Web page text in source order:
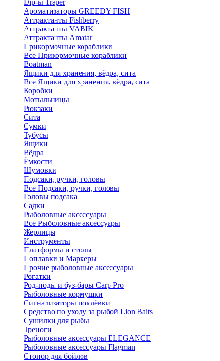
Dip-ы Traper
Ароматизаторы GREEDY FISH
Аттрактанты Fishberry
Аттрактанты VABIK
Аттрактанты Amatar
Прикормочные кораблики
Все Прикормочные кораблики
Boatman
Ящики для хранения, вёдра, сита
Все Ящики для хранения, вёдра, сита
Коробки
Мотыльницы
Рюкзаки
Сита
Сумки
Тубусы
Ящики
Вёдра
Ёмкости
Шумовки
Подсаки, ручки, головы
Все Подсаки, ручки, головы
Головы подсака
Садки
Рыболовные аксессуары
Все Рыболовные аксессуары
Жерлицы
Инструменты
Платформы и столы
Поплавки и Маркеры
Прочие рыболовные аксессуары
Рогатки
Род-поды и буз-бары Carp Pro
Рыболовные кормушки
Сигнализаторы поклёвки
Средство по уходу за рыбой Lion Baits
Сушилки для рыбы
Треноги
Рыболовные аксессуары ELEGANCE
Рыболовные аксессуары Flagman
Стопор для бойлов